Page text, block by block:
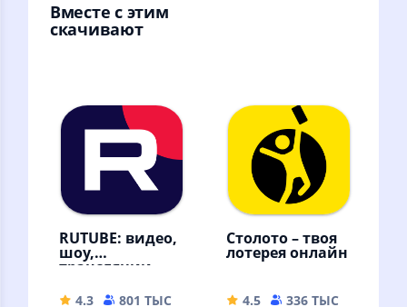
Вместе с этим
скачивают
RUTUBE: видео,
шоу,
трансляции
4.3 801 ТЫС 42.88 MB
Столото – твоя
лотерея онлайн
4.5 336 ТЫС